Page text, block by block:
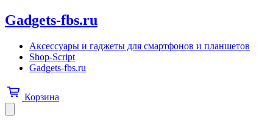
Gadgets-fbs.ru
Аксессуары и гаджеты для смартфонов и планшетов
Shop-Script
Gadgets-fbs.ru
Корзина